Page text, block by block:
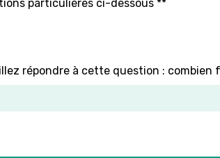
particulières ci-dessous **
répondre à cette question : combien